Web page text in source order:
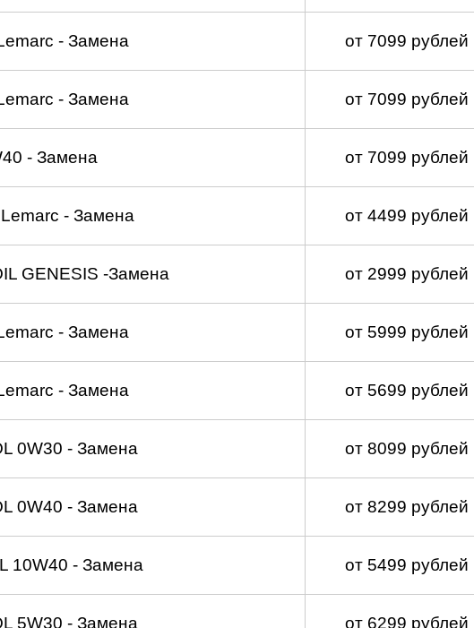
- Замена от 7099 рублей
- Замена от 7099 рублей
- Замена от 7099 рублей
- Замена от 4499 рублей
GENESIS -Замена от 2999 рублей
- Замена от 5999 рублей
- Замена от 5699 рублей
0W30 - Замена от 8099 рублей
0W40 - Замена от 8299 рублей
10W40 - Замена от 5499 рублей
5W30 - Замена от 6299 рублей